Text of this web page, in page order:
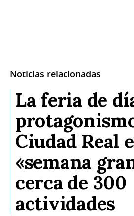
Noticias relacionadas
La feria de
Ciudad Real
«semana
cerca de 300
actividades